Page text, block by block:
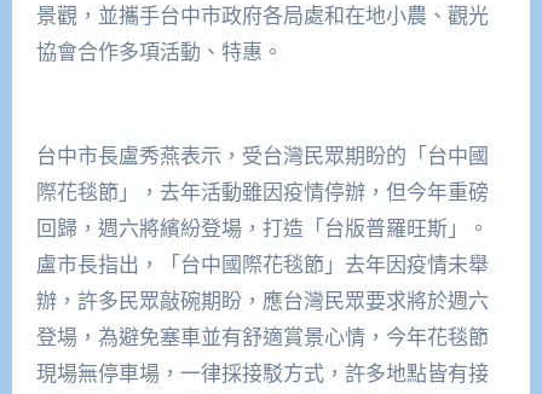
景觀，並攜手台中市政府各局處和在地小農、觀光
協會合作多項活動、特惠。
台中市長盧秀燕表示，受台灣民眾期盼的「台中國
際花毯節」，去年活動雖因疫情停辦，但今年重磅
回歸，週六將繽紛登場，打造「台版普羅旺斯」。
盧市長指出，「台中國際花毯節」去年因疫情未舉
辦，許多民眾敲碗期盼，應台灣民眾要求將於週六
登場，為避免塞車並有舒適賞景心情，今年花毯節
現場無停車場，一律採接駁方式，許多地點皆有接